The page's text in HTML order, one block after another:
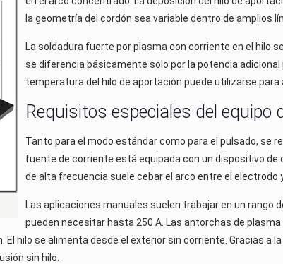
la geometría del cordón sea variable dentro de amplios
La soldadura fuerte por plasma con corriente en el hilo
se diferencia básicamente solo por la potencia
temperatura del hilo de aportación puede utilizarse
Requisitos especiales del equipo
Tanto para el modo estándar como para el pulsado, se
fuente de corriente está equipada con un dispositivo
de alta frecuencia suele cebar el arco entre el electrodo
Las aplicaciones manuales suelen trabajar en un rango
pueden necesitar hasta 250 A. Las antorchas de
hilo se alimenta desde el exterior sin corriente. Gracias a
sin hilo.